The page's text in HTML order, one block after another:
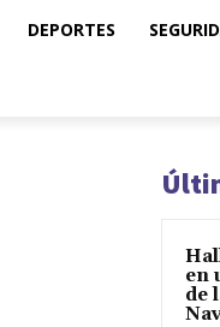
DEPORTES
en
de